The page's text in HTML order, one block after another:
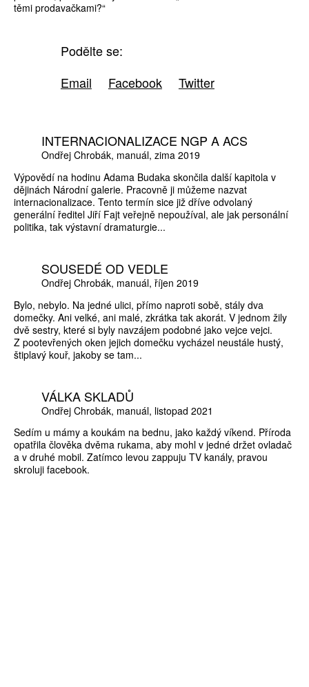
těmi prodavačkami?“
Podělte se:
Email
Facebook Twitter
INTERNACIONALIZACE NGP A ACS
Ondřej Chrobák manuál zima 2019
Výpovědí na hodinu Adama Budaka skončila další kapitola v
dějinách Národní galerie. Pracovně ji můžeme nazvat
internacionalizace. Tento termín sice již dříve odvolaný
generální ředitel Jiří Fajt veřejně nepoužíval, ale jak personální
politika, tak výstavní dramaturgie...
SOUSEDÉ OD VEDLE
Ondřej Chrobák manuál říjen 2019
Bylo, nebylo. Na jedné ulici, přímo naproti sobě, stály dva
domečky. Ani velké, ani malé, zkrátka tak akorát. V jednom žily
dvě sestry, které si byly navzájem podobné jako vejce vejci.
Z pootevřených oken jejich domečku vycházel neustále hustý,
štiplavý kouř, jakoby se tam...
VÁLKA SKLADŮ
Ondřej Chrobák manuál listopad 2021
Sedím u mámy a koukám na bednu, jako každý víkend. Příroda
opatřila člověka dvěma rukama, aby mohl v jedné držet ovladač
a v druhé mobil. Zatímco levou zappuju TV kanály, pravou
skroluji facebook.